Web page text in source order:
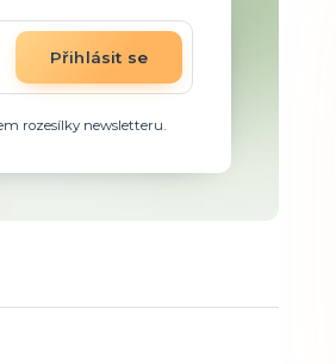
Přihlásit se
rozesílky newsletteru.